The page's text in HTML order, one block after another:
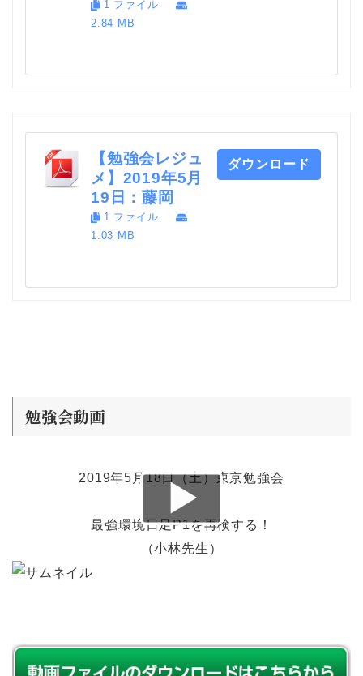
1 ファイル
2.84 MB
【勉強会レジュ
メ】2019年5月
19日：藤岡
1 ファイル
1.03 MB
ダウンロード
勉強会動画
2019年5月18日（土）東京勉強会
最強環境日足P1を再検する！
（小林先生）